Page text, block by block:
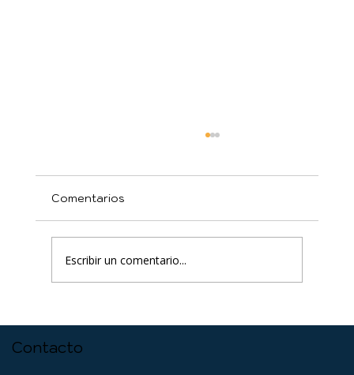
Promover la Confianza y Comprensión
Comentarios
Escribir un comentario...
Contacto